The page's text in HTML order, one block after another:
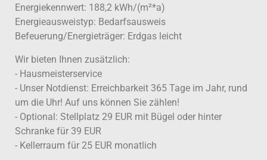
Energiekennwert: 188,2 kWh/(m²*a)
Energieausweistyp: Bedarfsausweis
Befeuerung/Energieträger: Erdgas leicht
Wir bieten Ihnen zusätzlich:
- Hausmeisterservice
- Unser Notdienst: Erreichbarkeit 365 Tage im Jahr, rund
um die Uhr! Auf uns können Sie zählen!
- Optional: Stellplatz 29 EUR mit Bügel oder hinter
Schranke für 39 EUR
- Kellerraum für 25 EUR monatlich